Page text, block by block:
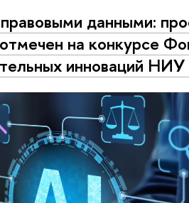
данными:
на конкурсе
инноваций